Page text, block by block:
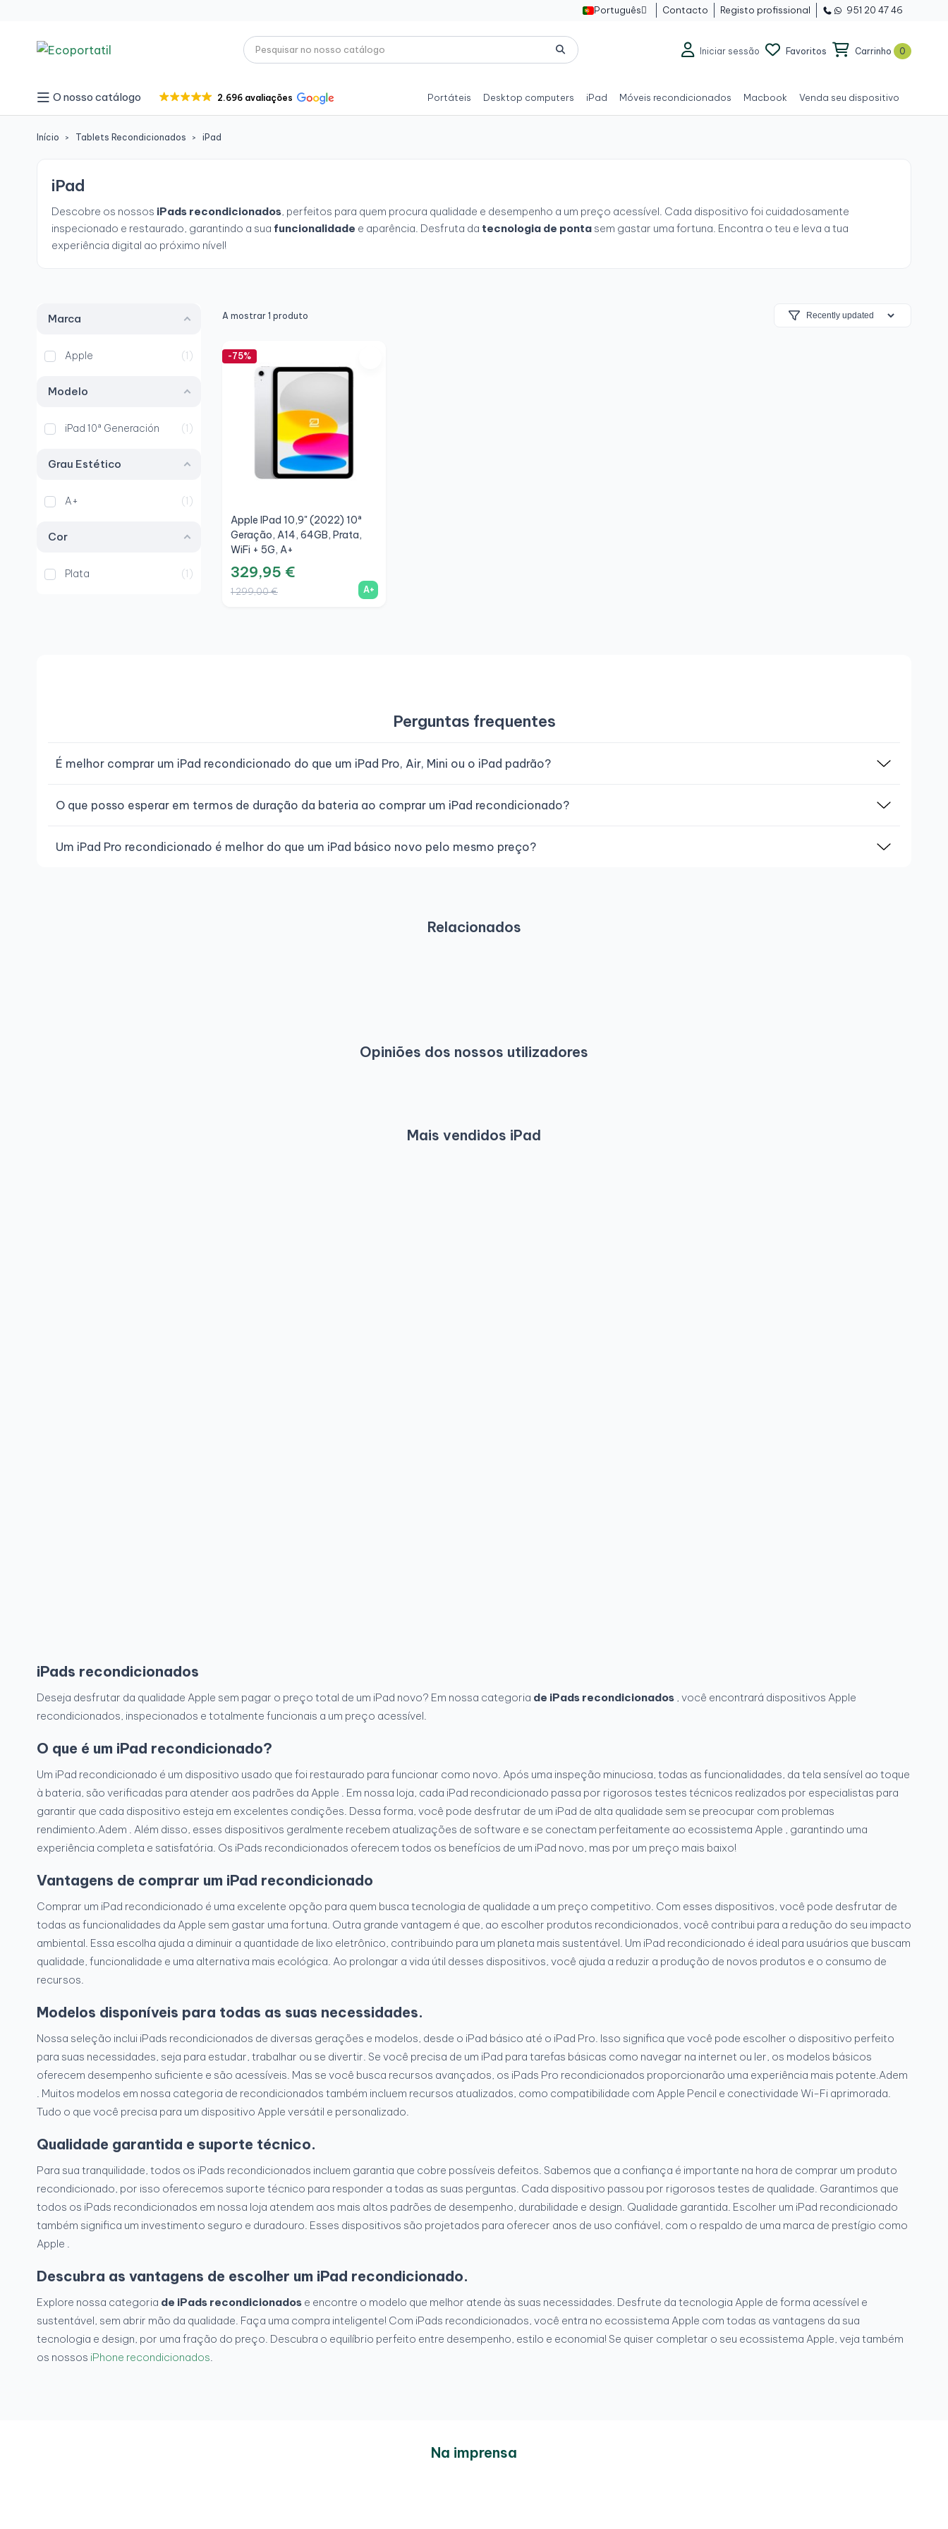
Português  Contacto Registo profissional 951 20 47 46
Iniciar sessão Favoritos Carrinho 0
O nosso catálogo 2.696 avaliações Portáteis Desktop computers iPad Móveis recondicionados Macbook Venda seu dispositivo
Início Tablets Recondicionados iPad
iPad
Descobre os nossos iPads recondicionados, perfeitos para quem procura qualidade e desempenho a um preço acessível. Cada dispositivo foi cuidadosamente
inspecionado e restaurado, garantindo a sua funcionalidade e aparência. Desfruta da tecnologia de ponta sem gastar uma fortuna. Encontra o teu e leva a tua
experiência digital ao próximo nível!
Marca
Apple 1
Modelo
iPad 10ª Generación 1
Grau Estético
A+ 1
Cor
Plata 1
A mostrar 1 produto
-75%
Apple IPad 10,9" (2022) 10ª
Geração, A14, 64GB, Prata,
WiFi + 5G, A+
329,95 €
1 299,00 € A+
Perguntas frequentes
É melhor comprar um iPad recondicionado do que um iPad Pro, Air, Mini ou o iPad padrão?
O que posso esperar em termos de duração da bateria ao comprar um iPad recondicionado?
Um iPad Pro recondicionado é melhor do que um iPad básico novo pelo mesmo preço?
Relacionados
Opiniões dos nossos utilizadores
Mais vendidos iPad
iPads recondicionados
Deseja desfrutar da qualidade Apple sem pagar o preço total de um iPad novo? Em nossa categoria de iPads recondicionados , você encontrará dispositivos Apple
recondicionados, inspecionados e totalmente funcionais a um preço acessível.
O que é um iPad recondicionado?
Um iPad recondicionado é um dispositivo usado que foi restaurado para funcionar como novo. Após uma inspeção minuciosa, todas as funcionalidades, da tela sensível ao toque
à bateria, são verificadas para atender aos padrões da Apple . Em nossa loja, cada iPad recondicionado passa por rigorosos testes técnicos realizados por especialistas para
garantir que cada dispositivo esteja em excelentes condições. Dessa forma, você pode desfrutar de um iPad de alta qualidade sem se preocupar com problemas
rendimiento.Adem . Além disso, esses dispositivos geralmente recebem atualizações de software e se conectam perfeitamente ao ecossistema Apple , garantindo uma
experiência completa e satisfatória. Os iPads recondicionados oferecem todos os benefícios de um iPad novo, mas por um preço mais baixo!
Vantagens de comprar um iPad recondicionado
Comprar um iPad recondicionado é uma excelente opção para quem busca tecnologia de qualidade a um preço competitivo. Com esses dispositivos, você pode desfrutar de
todas as funcionalidades da Apple sem gastar uma fortuna. Outra grande vantagem é que, ao escolher produtos recondicionados, você contribui para a redução do seu impacto
ambiental. Essa escolha ajuda a diminuir a quantidade de lixo eletrônico, contribuindo para um planeta mais sustentável. Um iPad recondicionado é ideal para usuários que buscam
qualidade, funcionalidade e uma alternativa mais ecológica. Ao prolongar a vida útil desses dispositivos, você ajuda a reduzir a produção de novos produtos e o consumo de
recursos.
Modelos disponíveis para todas as suas necessidades.
Nossa seleção inclui iPads recondicionados de diversas gerações e modelos, desde o iPad básico até o iPad Pro. Isso significa que você pode escolher o dispositivo perfeito
para suas necessidades, seja para estudar, trabalhar ou se divertir. Se você precisa de um iPad para tarefas básicas como navegar na internet ou ler, os modelos básicos
oferecem desempenho suficiente e são acessíveis. Mas se você busca recursos avançados, os iPads Pro recondicionados proporcionarão uma experiência mais potente.Adem
. Muitos modelos em nossa categoria de recondicionados também incluem recursos atualizados, como compatibilidade com Apple Pencil e conectividade Wi-Fi aprimorada.
Tudo o que você precisa para um dispositivo Apple versátil e personalizado.
Qualidade garantida e suporte técnico.
Para sua tranquilidade, todos os iPads recondicionados incluem garantia que cobre possíveis defeitos. Sabemos que a confiança é importante na hora de comprar um produto
recondicionado, por isso oferecemos suporte técnico para responder a todas as suas perguntas. Cada dispositivo passou por rigorosos testes de qualidade. Garantimos que
todos os iPads recondicionados em nossa loja atendem aos mais altos padrões de desempenho, durabilidade e design. Qualidade garantida. Escolher um iPad recondicionado
também significa um investimento seguro e duradouro. Esses dispositivos são projetados para oferecer anos de uso confiável, com o respaldo de uma marca de prestígio como
Apple .
Descubra as vantagens de escolher um iPad recondicionado.
Explore nossa categoria de iPads recondicionados e encontre o modelo que melhor atende às suas necessidades. Desfrute da tecnologia Apple de forma acessível e
sustentável, sem abrir mão da qualidade. Faça uma compra inteligente! Com iPads recondicionados, você entra no ecossistema Apple com todas as vantagens da sua
tecnologia e design, por uma fração do preço. Descubra o equilíbrio perfeito entre desempenho, estilo e economia! Se quiser completar o seu ecossistema Apple, veja também
os nossos iPhone recondicionados.
Na imprensa